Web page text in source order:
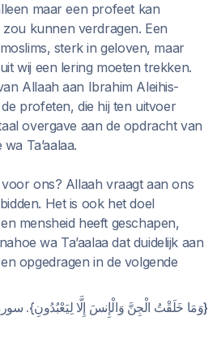
maar een profeet kan
kunnen verdragen. Een
sterk in geloven, maar
wij een lering moeten trekken.
Allaah aan Ibrahim Aleihis-
profeten, die hij ten uitvoer
overgave aan de opdracht van
Ta’aalaa.
ons? Allaah vraagt aan ons
Het is ook het doel
mensheid heeft geschapen,
wa Ta’aalaa dat duidelijk aan
opgedragen in de volgende
{وَمَا خَلَقْتُ الْجِنَّ وَالْإِنسَ إِلَّا لِيَعْبُدُونِ}. سورة